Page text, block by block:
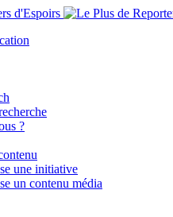
?
une initiative
un contenu média